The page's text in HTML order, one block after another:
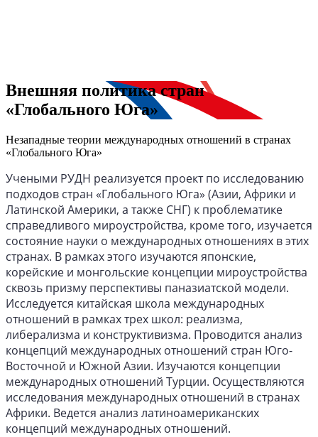
Внешняя политика стран
«Глобального Юга»
Незападные теории международных отношений в странах
«Глобального Юга»
Учеными РУДН реализуется проект по исследованию
подходов стран «Глобального Юга» (Азии, Африки и
Латинской Америки, а также СНГ) к проблематике
справедливого мироустройства, кроме того, изучается
состояние науки о международных отношениях в этих
странах. В рамках этого изучаются японские,
корейские и монгольские концепции мироустройства
сквозь призму перспективы паназиатской модели.
Исследуется китайская школа международных
отношений в рамках трех школ: реализма,
либерализма и конструктивизма. Проводится анализ
концепций международных отношений стран Юго-
Восточной и Южной Азии. Изучаются концепции
международных отношений Турции. Осуществляются
исследования международных отношений в странах
Африки. Ведется анализ латиноамериканских
концепций международных отношений.